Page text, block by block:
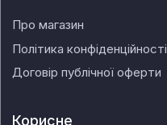
Про магазин
Політика конфіденційності
Договір публічної оферти
Корисне